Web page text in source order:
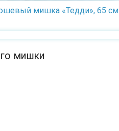
мишка «Тедди», 65 см
мишки